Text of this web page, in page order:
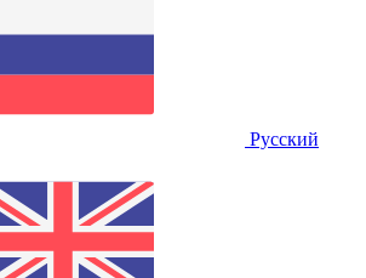
Русский